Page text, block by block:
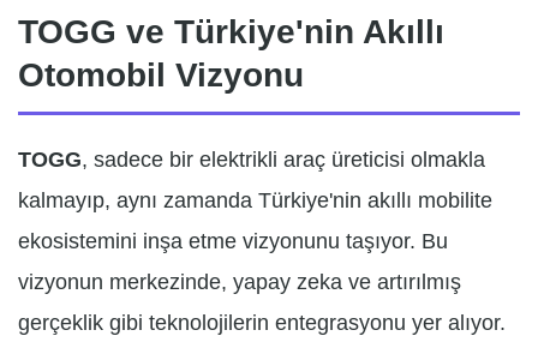
TOGG ve Türkiye'nin Akıllı
Otomobil Vizyonu
TOGG, sadece bir elektrikli araç üreticisi olmakla
kalmayıp, aynı zamanda Türkiye'nin akıllı mobilite
ekosistemini inşa etme vizyonunu taşıyor. Bu
vizyonun merkezinde, yapay zeka ve artırılmış
gerçeklik gibi teknolojilerin entegrasyonu yer alıyor.